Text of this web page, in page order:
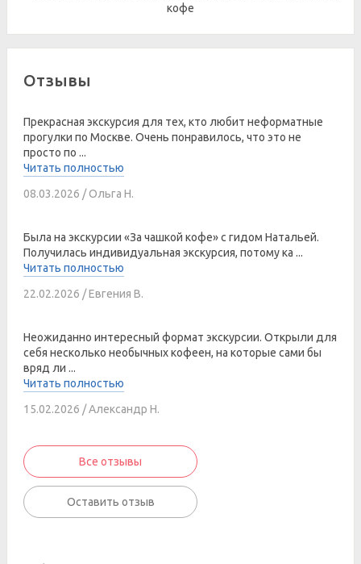
кофе
Отзывы
Прекрасная экскурсия для тех, кто любит неформатные
прогулки по Москве. Очень понравилось, что это не
просто по ...
Читать полностью
08.03.2026 / Ольга Н.
Была на экскурсии «За чашкой кофе» с гидом Натальей.
Получилась индивидуальная экскурсия, потому ка ...
Читать полностью
22.02.2026 / Евгения В.
Неожиданно интересный формат экскурсии. Открыли для
себя несколько необычных кофеен, на которые сами бы
вряд ли ...
Читать полностью
15.02.2026 / Александр Н.
Все отзывы
Оставить отзыв